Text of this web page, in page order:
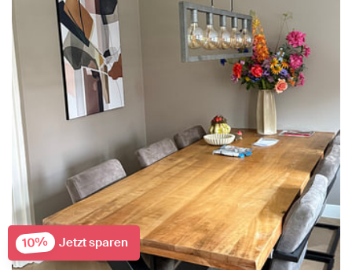
10% Jetzt sparen